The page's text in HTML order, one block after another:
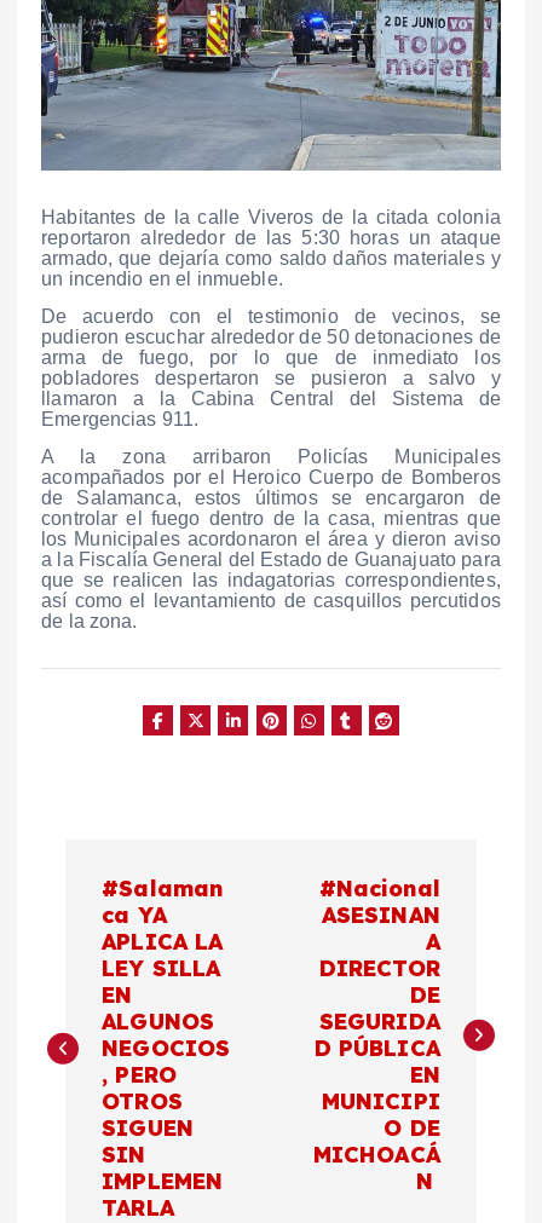
Habitantes de la calle Viveros de la citada colonia
reportaron alrededor de las 5:30 horas un ataque
armado, que dejaría como saldo daños materiales y
un incendio en el inmueble.
De acuerdo con el testimonio de vecinos, se
pudieron escuchar alrededor de 50 detonaciones de
arma de fuego, por lo que de inmediato los
pobladores despertaron se pusieron a salvo y
llamaron a la Cabina Central del Sistema de
Emergencias 911.
A la zona arribaron Policías Municipales
acompañados por el Heroico Cuerpo de Bomberos
de Salamanca, estos últimos se encargaron de
controlar el fuego dentro de la casa, mientras que
los Municipales acordonaron el área y dieron aviso
a la Fiscalía General del Estado de Guanajuato para
que se realicen las indagatorias correspondientes,
así como el levantamiento de casquillos percutidos
de la zona.
e
#Salaman
ca YA
APLICA LA
LEY SILLA
EN
ALGUNOS
NEGOCIOS
, PERO
OTROS
SIGUEN
SIN
IMPLEMEN
TARLA
#Nacional
ASESINAN
A
DIRECTOR
DE
SEGURIDA
D PÚBLICA
EN
MUNICIPI
O DE
MICHOACÁ
N